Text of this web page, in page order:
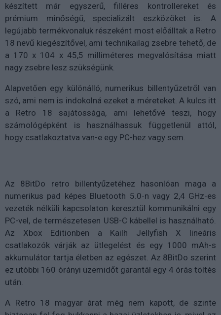
készített már egyszerű, filléres kontrollereket és
prémium minőségű, specializált eszközöket is. A
legújabb termékvonaluk részeként most előálltak a Retro
18 nevű kiegészítővel, ami technikailag zsebre tehető, de
a 170 x 104 x 45,5 milliméteres megvalósítása miatt
nagy zsebre lesz szükségünk.
Alapvetően egy különálló, numerikus billentyűzetről van
szó, ami nem is indokolná ezeket a méreteket. A kulcs itt
a Retro 18 sajátossága, ami lehetővé teszi, hogy
számológépként is használhassuk függetlenül attól,
hogy csatlakoztatva van-e egy PC-hez vagy sem.
Az 8BitDo retro billentyűzetéhez hasonlóan maga a
numerikus pad képes Bluetooth 5.0-n vagy 2,4 GHz-es
vezeték nélküli kapcsolaton keresztül kommunikálni egy
PC-vel, de természetesen USB-C kábellel is használható.
Az Xbox Editionben a Kailh Jellyfish X lineáris
csatlakozók várják az ütlegelést és egy 1000 mAh-s
akkumulátor tartja életben az egészet. Az 8BitDo szerint
ez utóbbi 160 órányi üzemidőt garantál egy 4 órás töltés
után.
A Retro 18 magyar árat még nem kapott, de szinte